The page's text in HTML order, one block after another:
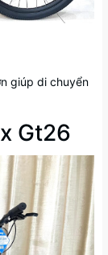
giúp di chuyển
Gt26